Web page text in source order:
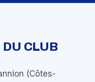
CLUB
(Côtes-